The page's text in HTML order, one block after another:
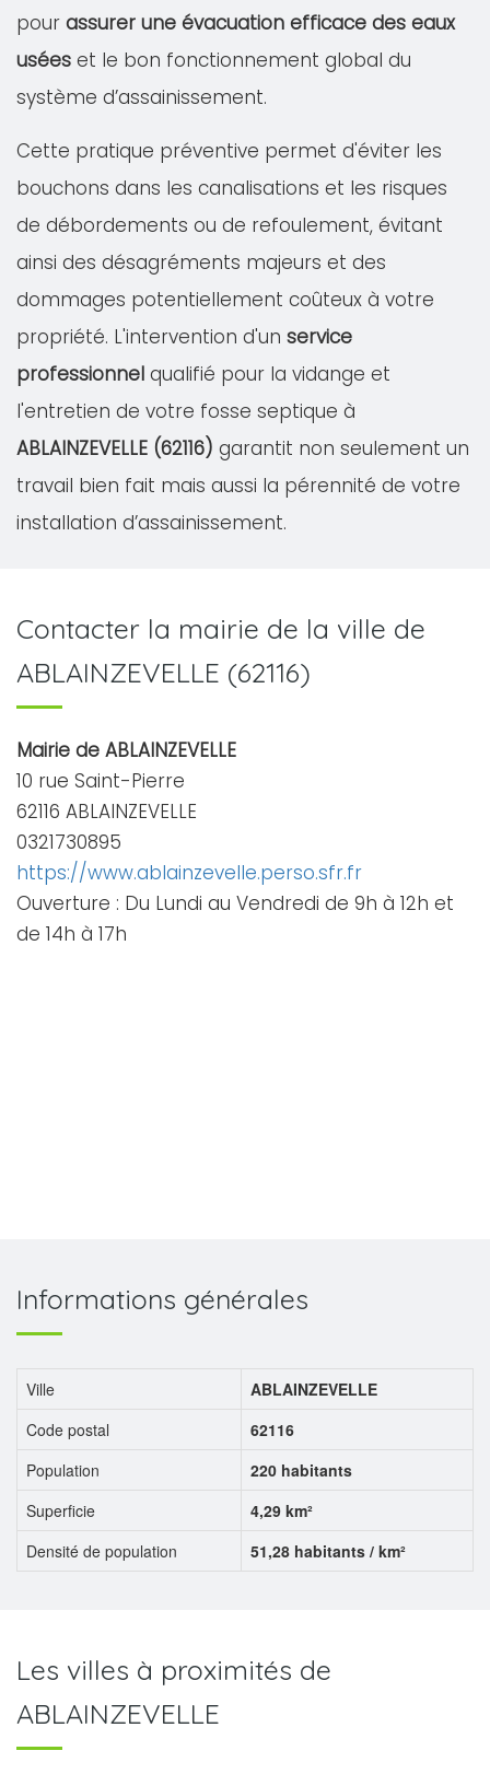
pour assurer une évacuation efficace des eaux
usées et le bon fonctionnement global du
système d’assainissement.
Cette pratique préventive permet d'éviter les
bouchons dans les canalisations et les risques
de débordements ou de refoulement, évitant
ainsi des désagréments majeurs et des
dommages potentiellement coûteux à votre
propriété. L'intervention d'un service
professionnel qualifié pour la vidange et
l'entretien de votre fosse septique à
ABLAINZEVELLE (62116) garantit non seulement un
travail bien fait mais aussi la pérennité de votre
installation d’assainissement.
Contacter la mairie de la ville de
ABLAINZEVELLE (62116)
Mairie de ABLAINZEVELLE
10 rue Saint-Pierre
62116 ABLAINZEVELLE
0321730895
https://www.ablainzevelle.perso.sfr.fr
Ouverture : Du Lundi au Vendredi de 9h à 12h et
de 14h à 17h
Informations générales
Ville
ABLAINZEVELLE
Code postal
62116
Population
220 habitants
Superficie
4,29 km²
Densité de population
51,28 habitants / km²
Les villes à proximités de
ABLAINZEVELLE